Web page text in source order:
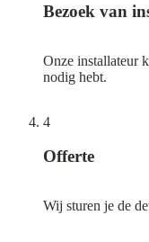
Bezoek van
Onze installateur
nodig hebt.
4
Offerte
Wij sturen je de